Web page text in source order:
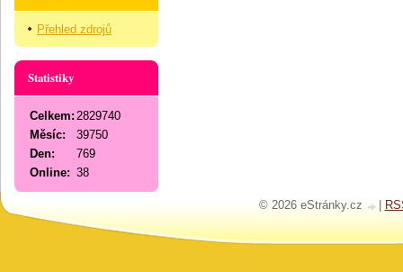
Přehled zdrojů
Statistiky
Online: 38
Celkem: 2829740
Měsíc:
39750
Den:
769
© 2026 eStránky.cz